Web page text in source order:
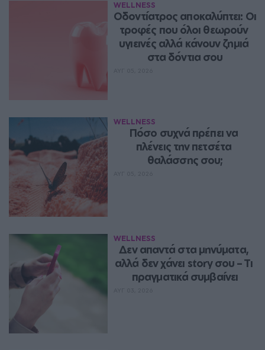
WELLNESS
Οδοντίατρος αποκαλύπτει: Οι
τροφές που όλοι θεωρούν
υγιεινές αλλά κάνουν ζημιά
στα δόντια σου
WELLNESS
Πόσο συχνά πρέπει να
πλένεις την πετσέτα
θαλάσσης σου;
WELLNESS
Δεν απαντά στα μηνύματα,
αλλά δεν χάνει story σου – Τι
πραγματικά συμβαίνει